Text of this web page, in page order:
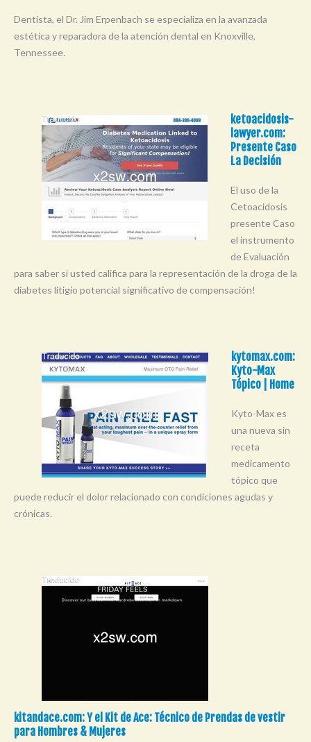
Dentista, el Dr. Jim Erpenbach se especializa en la avanzada
estética y reparadora de la atención dental en Knoxville,
Tennessee.
ketoacidosis-
lawyer.com:
Presente Caso
La Decisión
El uso de la
Cetoacidosis
presente Caso
el instrumento
de Evaluación
para saber si usted califica para la representación de la droga de la
diabetes litigio potencial significativo de compensación!
kytomax.com:
Kyto-Max
Tópico | Home
Kyto-Max es
una nueva sin
receta
medicamento
tópico que
puede reducir el dolor relacionado con condiciones agudas y
crónicas.
kitandace.com: Y el Kit de Ace: Técnico de Prendas de vestir
para Hombres & Mujeres